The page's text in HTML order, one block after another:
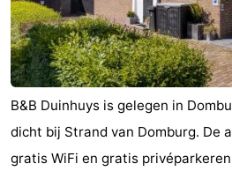
B&B Duinhuys is gelegen in
dicht bij Strand van Domburg. De
gratis WiFi en gratis